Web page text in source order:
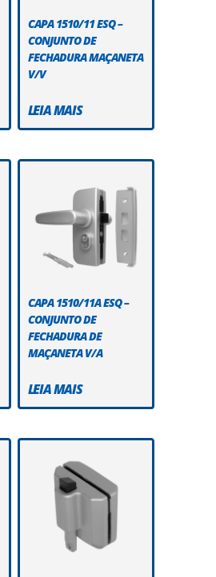
CAPA 1510/11 ESQ –
CONJUNTO DE
FECHADURA MAÇANETA
V/V
LEIA MAIS
CAPA 1510/11A ESQ –
CONJUNTO DE
FECHADURA DE
MAÇANETA V/A
LEIA MAIS